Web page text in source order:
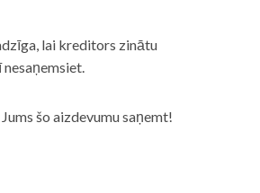
lai kreditors zinātu
šo aizdevumu saņemt!